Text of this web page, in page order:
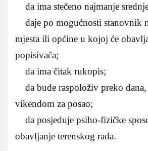
da ima stečeno najmanje
daje po mogućnosti stanovnik
mjesta ili općine u kojoj će
popisivača;
da ima čitak rukopis;
da bude raspoloživ preko dana,
vikendom za posao;
da posjeduje psiho-fizičke
obavljanje terenskog rada.